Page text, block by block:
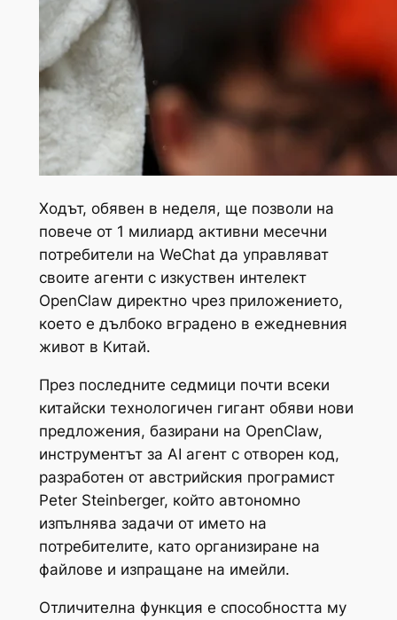
Ходът, обявен в неделя, ще позволи на
повече от 1 милиард активни месечни
потребители на WeChat да управляват
своите агенти с изкуствен интелект
OpenClaw директно чрез приложението,
което е дълбоко вградено в ежедневния
живот в Китай.
През последните седмици почти всеки
китайски технологичен гигант обяви нови
предложения, базирани на OpenClaw,
инструментът за AI агент с отворен код,
разработен от австрийския програмист
Peter Steinberger, който автономно
изпълнява задачи от името на
потребителите, като организиране на
файлове и изпращане на имейли.
Отличителна функция е способността му